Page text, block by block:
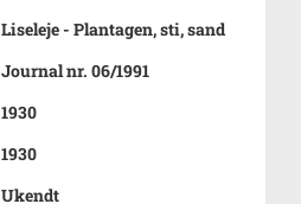
Liseleje - Plantagen, sti, sand
Journal nr. 06/1991
1930
1930
Ukendt